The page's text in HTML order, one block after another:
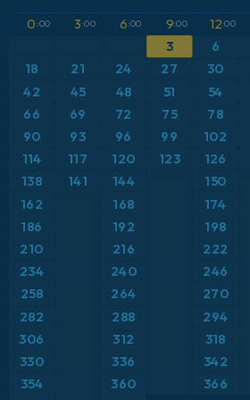
ICON Alemania 2 km
Caribe
Escandinavia
Estados Unidos
Europa
Francia
Grecia
Islandia
Anomalía de temperatura a 2 m
Anomalía de temperatura a 850 hPa
CAPE
Precipitación, nubes y presión
Profundidad de nieve
Punto de rocío a 2 m
Ráfagas de Viento Máximas
Ráfagas de viento
0 :00 3:00 6:00 9:00 12:00
3 6
18
21 24 27 30
42 45 48 51 54
66 69 72 75 78
90
93 96 99 102
114 117 120 123 126
138 141 144 150
162
168 174
186
192 198
210
216 222
234 240 246
258 264 270
282
288 294
306
312 318
330
336 342
354 360 366